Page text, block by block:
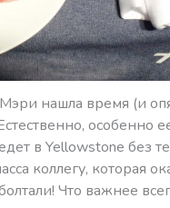
нашла время (и
особенно
в Yellowstone без
коллегу, которая
Что важнее